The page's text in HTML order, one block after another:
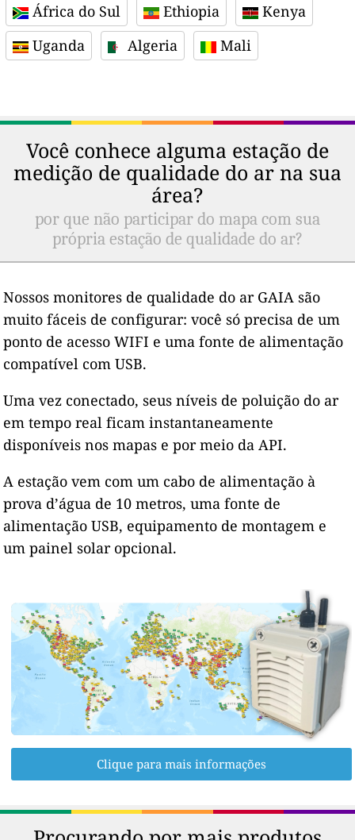
África do Sul
Ethiopia
Kenya
Uganda
Algeria Mali
Você conhece alguma estação de
medição de qualidade do ar na sua
área?
por que não participar do mapa com sua
própria estação de qualidade do ar?
Nossos monitores de qualidade do ar GAIA são
muito fáceis de configurar: você só precisa de um
ponto de acesso WIFI e uma fonte de alimentação
compatível com USB.
Uma vez conectado, seus níveis de poluição do ar
em tempo real ficam instantaneamente
disponíveis nos mapas e por meio da API.
A estação vem com um cabo de alimentação à
prova d’água de 10 metros, uma fonte de
alimentação USB, equipamento de montagem e
um painel solar opcional.
Clique para mais informações